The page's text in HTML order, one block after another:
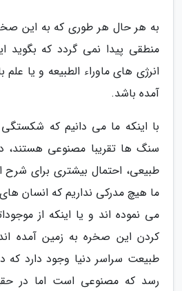
به هر حال هر طوری که به این
منطقی پیدا نمی گردد که بگوید
انرژی های ماوراء الطبیعه و یا
آمده باشد.
با اینکه ما می دانیم که
سنگ ها تقریبا مصنوعی هستند،
طبیعی، احتمال بیشتری برای شرح
ما هیچ مدرکی نداریم که انسان های
می نموده اند و یا اینکه از
کردن این صخره به زمین آمده
طبیعت سراسر دنیا وجود دارد که
رسد که مصنوعی است اما در